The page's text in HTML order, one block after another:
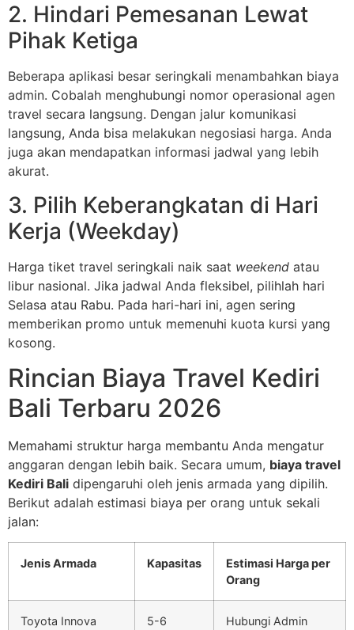
2. Hindari Pemesanan Lewat
Pihak Ketiga
Beberapa aplikasi besar seringkali menambahkan biaya
admin. Cobalah menghubungi nomor operasional agen
travel secara langsung. Dengan jalur komunikasi
langsung, Anda bisa melakukan negosiasi harga. Anda
juga akan mendapatkan informasi jadwal yang lebih
akurat.
3. Pilih Keberangkatan di Hari
Kerja (Weekday)
Harga tiket travel seringkali naik saat weekend atau
libur nasional. Jika jadwal Anda fleksibel, pilihlah hari
Selasa atau Rabu. Pada hari-hari ini, agen sering
memberikan promo untuk memenuhi kuota kursi yang
kosong.
Rincian Biaya Travel Kediri
Bali Terbaru 2026
Memahami struktur harga membantu Anda mengatur
anggaran dengan lebih baik. Secara umum, biaya travel
Kediri Bali dipengaruhi oleh jenis armada yang dipilih.
Berikut adalah estimasi biaya per orang untuk sekali
jalan:
Jenis Armada Kapasitas
Estimasi Harga per
Orang
Toyota Innova
5-6
Hubungi Admin